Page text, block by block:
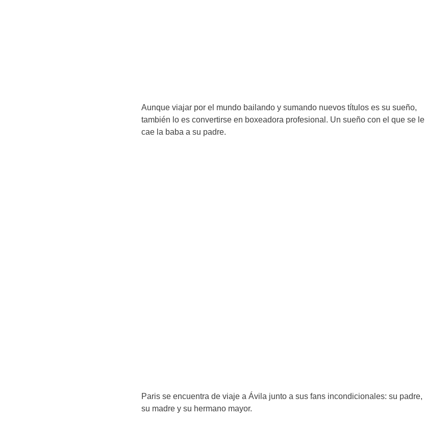
Aunque viajar por el mundo bailando y sumando nuevos títulos es su sueño,
también lo es convertirse en boxeadora profesional. Un sueño con el que se le
cae la baba a su padre.
Paris se encuentra de viaje a Ávila junto a sus fans incondicionales: su padre,
su madre y su hermano mayor.